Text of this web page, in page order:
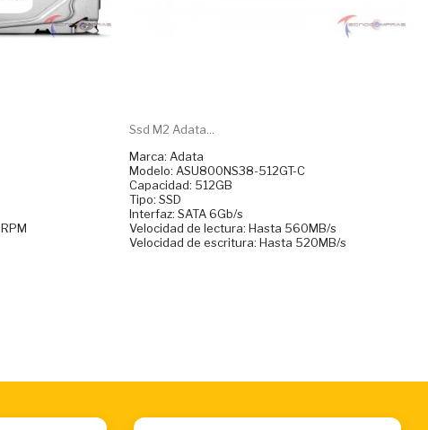
Ssd M2 Adata...
Marca: Adata
Modelo: ASU800NS38-512GT-C
Capacidad: 512GB
Tipo: SSD
Interfaz: SATA 6Gb/s
Velocidad de lectura: Hasta 560MB/s
Velocidad de escritura: Hasta 520MB/s